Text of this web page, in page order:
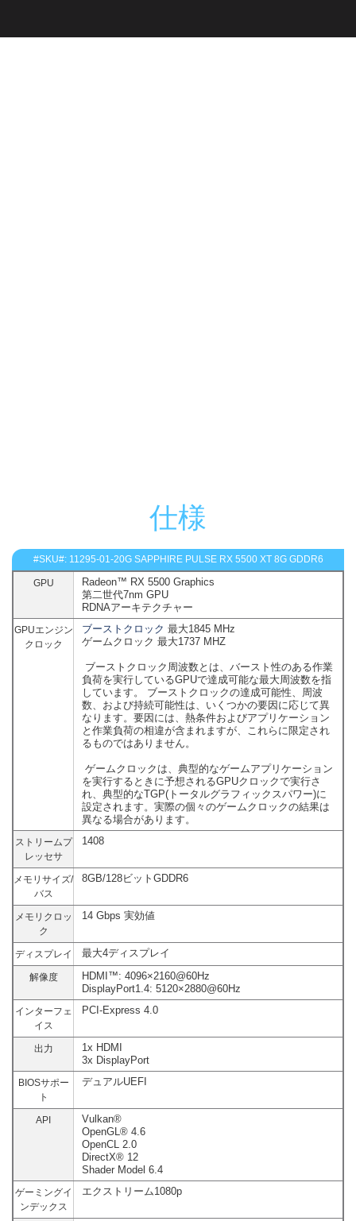
仕様
#SKU#: 11295-01-20G SAPPHIRE PULSE RX 5500 XT 8G GDDR6
GPU
Radeon™ RX 5500 Graphics
第二世代7nm GPU
RDNAアーキテクチャー
GPUエンジン
クロック
ブーストクロック 最大1845 MHz
ゲームクロック 最大1737 MHZ
ブーストクロック周波数とは、バースト性のある作業
負荷を実行しているGPUで達成可能な最大周波数を指
しています。 ブーストクロックの達成可能性、周波
数、および持続可能性は、いくつかの要因に応じて異
なります。要因には、熱条件およびアプリケーション
と作業負荷の相違が含まれますが、これらに限定され
るものではありません。
ゲームクロックは、典型的なゲームアプリケーション
を実行するときに予想されるGPUクロックで実行さ
れ、典型的なTGP(トータルグラフィックスパワー)に
設定されます。実際の個々のゲームクロックの結果は
異なる場合があります。
ストリームプ
レッセサ
1408
メモリサイズ/
バス
8GB/128ビットGDDR6
メモリクロッ
ク
14 Gbps 実効値
ディスプレイ 最大4ディスプレイ
解像度
HDMI™: 4096×2160@60Hz
DisplayPort1.4: 5120×2880@60Hz
インターフェ
イス
PCI-Express 4.0
出力
1x HDMI
3x DisplayPort
BIOSサポー
ト
デュアルUEFI
API
Vulkan®
OpenGL® 4.6
OpenCL 2.0
DirectX® 12
Shader Model 6.4
ゲーミングイ
ンデックス
エクストリーム1080p